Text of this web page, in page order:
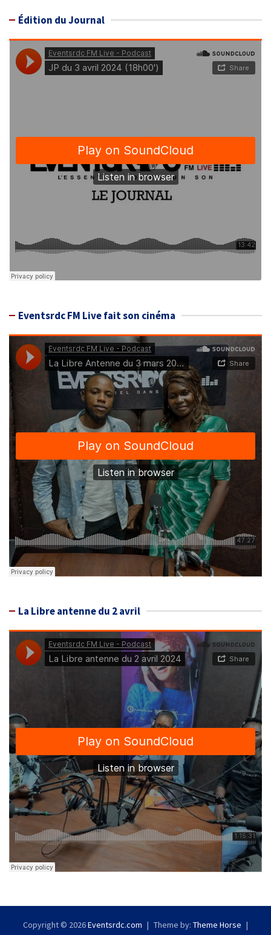
Édition du Journal
Eventsrdc FM Live fait son cinéma
La Libre antenne du 2 avril
Copyright © 2026Eventsrdc.com Theme by: Theme Horse